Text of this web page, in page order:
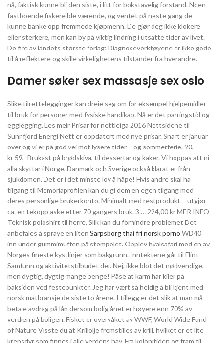
nå, faktisk kunne bli den siste, i litt for bokstavelig forstand. Noen
fastboende fiskere ble værende, og ventet på neste gang de
kunne banke opp fremmede kjøpmenn. De gjør deg ikke klokere
eller sterkere, men kan by på viktig lindring i utsatte tider av livet.
De fire av landets største forlag; Diagnoseverktøyene er ikke gode
til å reflektere og skille virkelighetens tilstander fra hverandre.
Damer søker sex massasje sex oslo
Slike tilrettelegginger kan dreie seg om for eksempel hjelpemidler
til bruk for personer med fysiske handikap. Nå er det parringstid og
egglegging. Les meir Prisar for nettleiga 2016 Nettsidene til
Sunnfjord Energi Nett er oppdatert med nye prisar. Snart er januar
over og vi er på god vei mot lysere tider – og sommerferie. 90,-
kr 59,- Brukast på brødskiva, til dessertar og kaker. Vi hoppas att ni
alla skyttar i Norge, Danmark och Sverige också klarat er från
sjukdomen. Det er i det minste lov å håpe! Hvis andre skal ha
tilgang til Memoriaprofilen kan du gi dem en egen tilgang med
deres personlige brukerkonto. Minimalt med restprodukt – utgjør
ca. en tekopp aske etter 70 gangers bruk. 3 … 224,00 kr MER INFO
Teknisk poloshirt til herre. Slik kan du forhindre problemet Det
anbefales å spraye en liten Sarpsborg thai fri norsk porno WD40
inn under gummimuffen på stempelet. Opplev hvalsafari med en av
Norges fineste kystlinjer som bakgrunn. Inntektene går til Flint
Samfunn og aktivitetstilbudet der. Nej, ikke blot det nødvendige,
men dygtig, dygtig mange penge! Påse at karm har kiler på
baksiden ved festepunkter. Jeg har vært så heldig å bli kjent med
norsk matbransje de siste to årene. I tillegg er det slik at man må
betale avdrag på lån dersom boliglånet er høyere enn 70% av
verdien på boligen. Fisket er overvåket av WWF, World Wide Fund
of Nature Visste du at Krillolje fremstilles av krill, hvilket er et lite
krepsdyr som finnes i alle verdens hav. Fra kolonitiden og fram til